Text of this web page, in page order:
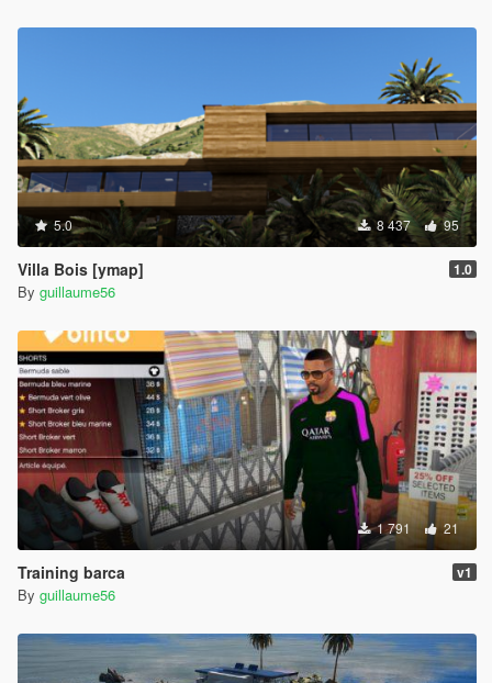
5.0 8 437 95
Villa Bois [ymap] 1.0
By guillaume56
1 791 21
Training barca v1
By guillaume56